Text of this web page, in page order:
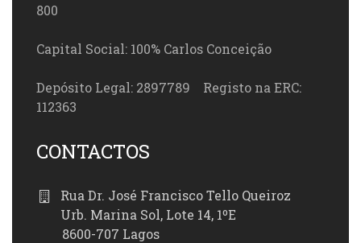
800
Capital Social: 100% Carlos Conceição
Depósito Legal: 2897789 Registo na ERC:
112363
CONTACTOS
Rua Dr. José Francisco Tello Queiroz
Urb. Marina Sol, Lote 14, 1ºE
8600-707 Lagos